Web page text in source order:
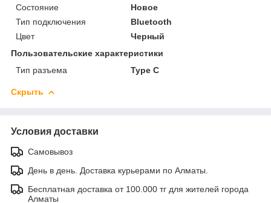
Состояние
Новое
Тип подключения
Bluetooth
Цвет
Черный
Пользовательские характеристики
Тип разъема
Type C
Скрыть
Условия доставки
Самовывоз
День в день. Доставка курьерами по Алматы.
Бесплатная доставка от 100.000 тг для жителей города
Алматы